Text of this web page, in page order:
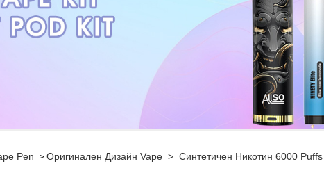
Pen > Оригинален Дизайн Vape > Синтетичен Никотин 6000